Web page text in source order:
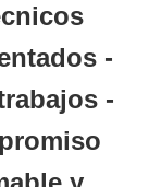
-
-